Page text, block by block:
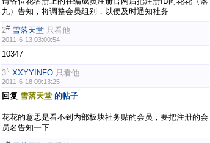
九）告知，将调整会员组别，以便及时通知社务
2# 雪落天堂 只看他
2011-6-13 03:00:54
10347
3# XXYYINFO 只看他
2011-6-18 09:13:25
回复 雪落天堂 的帖子
花花的意思是看不到内部板块社务贴的会员，要把注册的会
员名告知一下